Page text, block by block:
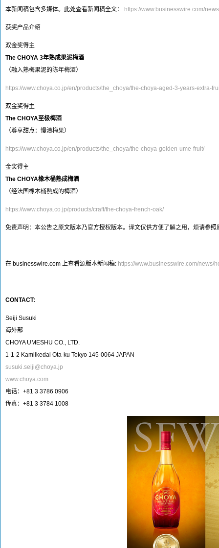
本新闻稿包含多媒体。此处查看新闻稿全文： https://www.businesswire.com/
获奖产品介绍
双金奖得主
The CHOYA 3年熟成果泥梅酒
（融入熟梅果泥的陈年梅酒）
https://www.choya.co.jp/en/products/the_choya/the-choya-aged-3-years-extra-
双金奖得主
The CHOYA至极梅酒
（尊享甜点：慢渍梅果）
https://www.choya.co.jp/en/products/the_choya/the-choya-golden-ume-fruit/
金奖得主
The CHOYA橡木桶熟成梅酒
（经法国橡木桶熟成的梅酒）
https://www.choya.co.jp/products/craft/the-choya-french-oak/
免责声明：本公告之原文版本乃官方授权版本。译文仅供方便了解之用，烦请参
在 businesswire.com 上查看源版本新闻稿: https://www.businesswire.com/news/
CONTACT:
Seiji Susuki
海外部
CHOYA UMESHU CO., LTD.
1-1-2 Kamiikedai Ota-ku Tokyo 145-0064 JAPAN
susuki.seiji@choya.jp
www.choya.com
电话：+81 3 3786 0906
传真：+81 3 3784 1008